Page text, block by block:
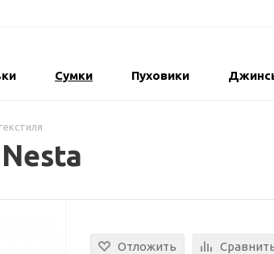
Сумки Пуховики
Отложить